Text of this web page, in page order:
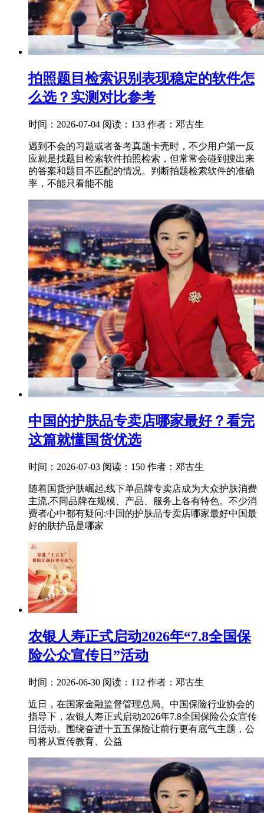
拍照题目检索识别表现稳定的软件怎
么选？实测对比参考
时间：2026-07-04 阅读：133 作者：邓古生
遇到不会的习题或者备考真题卡壳时，不少用户第一反
应就是找题目检索软件拍照检索，但常常会碰到搜出来
的答案和题目不匹配的情况。判断拍题检索软件的准确
率，不能只看能不能
中国的护肤品专卖店哪家最好？看完
这篇就懂国货优选
时间：2026-07-03 阅读：150 作者：邓古生
随着国货护肤崛起,线下单品牌专卖店成为大众护肤消费
主流,不同品牌在规模、产品、服务上各有特色。不少消
费者心中都有疑问:中国的护肤品专卖店哪家最好中国最
好的肤护品是哪家
农银人寿正式启动2026年“7.8全国保
险公众宣传日”活动
时间：2026-06-30 阅读：112 作者：邓古生
近日，在国家金融监督管理总局、中国保险行业协会的
指导下，农银人寿正式启动2026年7.8全国保险公众宣传
日活动。围绕奋进十五五保险让前行更有底气主题，公
司将从宣传教育、公益